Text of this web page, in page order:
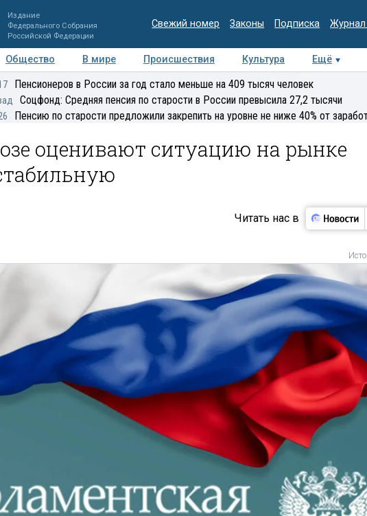
Издание
Федерального Собрания
Российской Федерации
Свежий номер Законы Подписка Журнал
Общество В мире Происшествия Культура Ещё
Регионы Медиацентр Интервью Колумнисты
Пенсионеров в России за год стало меньше на 409 тысяч человек
Соцфонд: Средняя пенсия по старости в России превысила 27,2 тысячи
Пенсию по старости предложили закрепить на уровне не ниже 40% от
оценивают ситуацию на рынке
Читать нас в